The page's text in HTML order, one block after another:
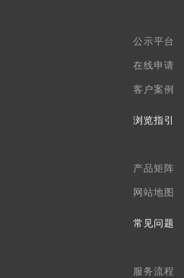
公示平台
在线申请
客户案例
浏览指引
产品矩阵
网站地图
常见问题
服务流程